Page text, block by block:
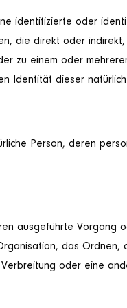
identifizierte oder
die direkt oder
zu einem oder
Identität dieser
Person, deren
ausgeführte Vorgang
das
oder eine